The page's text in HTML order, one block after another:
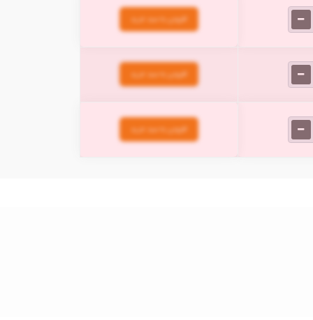
افزودن به سبد خرید
افزودن به سبد خرید
افزودن به سبد خرید